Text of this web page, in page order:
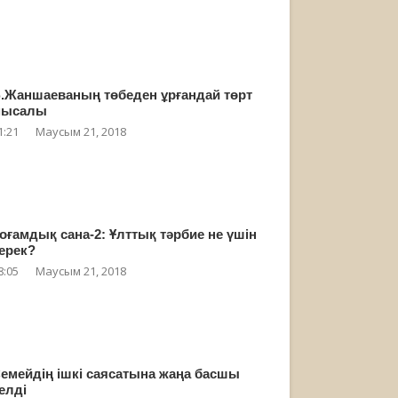
төбеден ұрғандай төрт
Маусым 21, 2018
сана-2: Ұлттық тәрбие не үшін
Маусым 21, 2018
ішкі саясатына жаңа басшы